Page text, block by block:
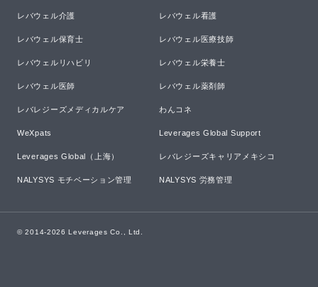
レバウェル介護 レバウェル看護
レバウェル保育士 レバウェル医療技師
レバウェルリハビリ レバウェル栄養士
レバウェル医師 レバウェル薬剤師
レバレジーズメディカルケア わんコネ
WeXpats Leverages Global Support
Leverages Global（上海） レバレジーズキャリアメキシコ
NALYSYS モチベーション管理 NALYSYS 労務管理
© 2014-2026 Leverages Co., Ltd.